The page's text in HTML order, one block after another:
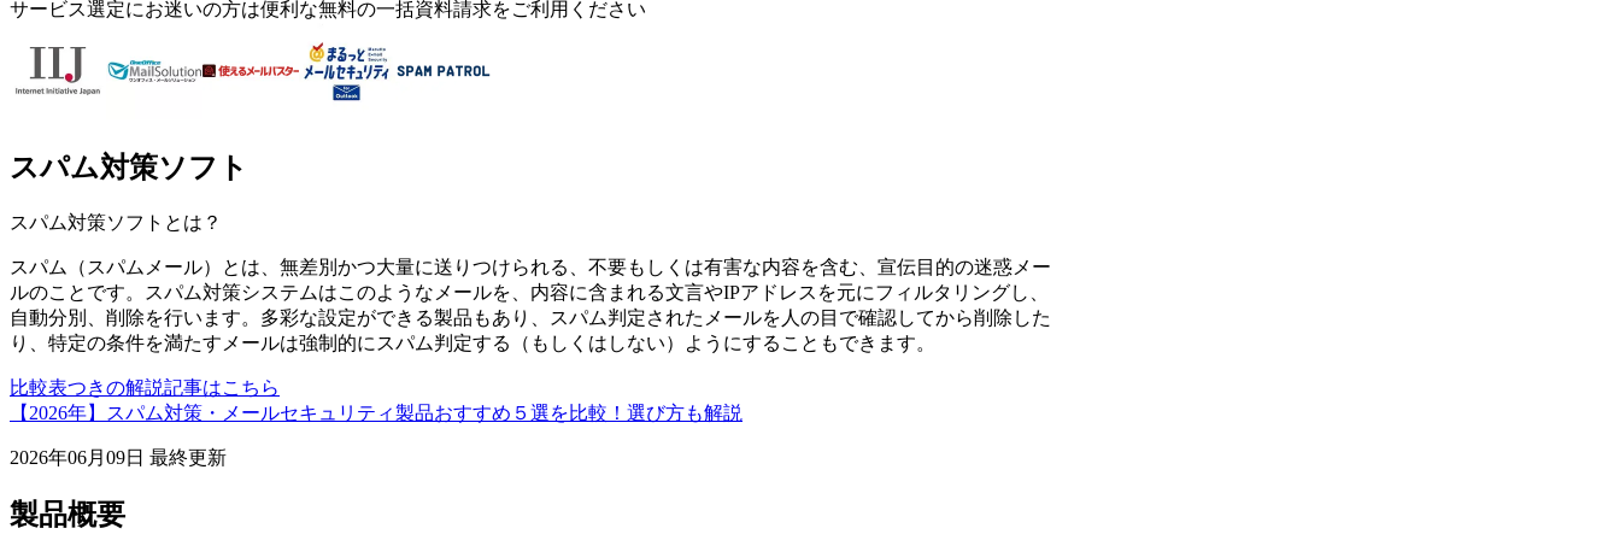
サービス選定にお迷いの方は便利な無料の一括資料請求をご利用ください
スパム対策ソフト
スパム対策ソフト とは？
スパム（スパムメール）とは、無差別かつ大量に送りつけられる、不要もしくは有害な内容を含む、宣伝目的の迷惑メー
ルのことです。スパム対策システムはこのようなメールを、内容に含まれる文言やIPアドレスを元にフィルタリングし、
自動分別、削除を行います。多彩な設定ができる製品もあり、スパム判定されたメールを人の目で確認してから削除した
り、特定の条件を満たすメールは強制的にスパム判定する（もしくはしない）ようにすることもできます。
比較表つきの解説記事はこちら
【2026年】スパム対策・メールセキュリティ製品おすすめ５選を比較！選び方も解説
2026年06月09日 最終更新
製品概要